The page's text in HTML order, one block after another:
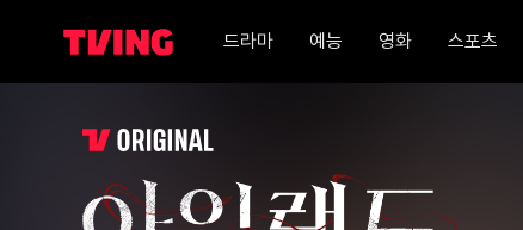
드라마 예능 영화 스포츠